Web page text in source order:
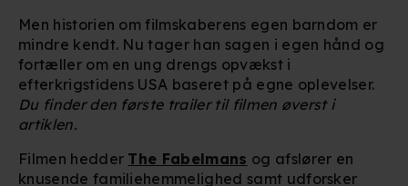
Men historien om filmskaberens egen barndom er
mindre kendt. Nu tager han sagen i egen hånd og
fortæller om en ung drengs opvækst i
efterkrigstidens USA baseret på egne oplevelser.
Du finder den første trailer til filmen øverst i
artiklen.
Filmen hedder The Fabelmans og afslører en
knusende familiehemmelighed samt udforsker